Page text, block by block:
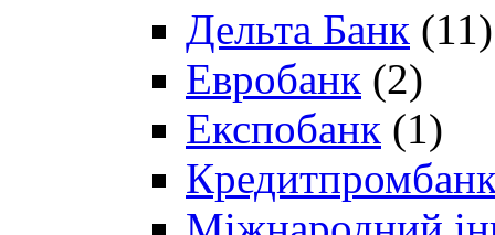
Дельта Банк (11)
Евробанк (2)
Експобанк (1)